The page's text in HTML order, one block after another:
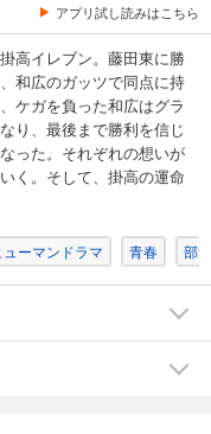
アプリ試し読みはこちら
高イレブン。藤田東に勝
和広のガッツで同点に持
ケガを負った和広はグラ
り、最後まで勝利を信じ
った。それぞれの想いが
く。そして、掛高の運命
ューマンドラマ 青春 部活
カート
試し読み
試し読み
カート